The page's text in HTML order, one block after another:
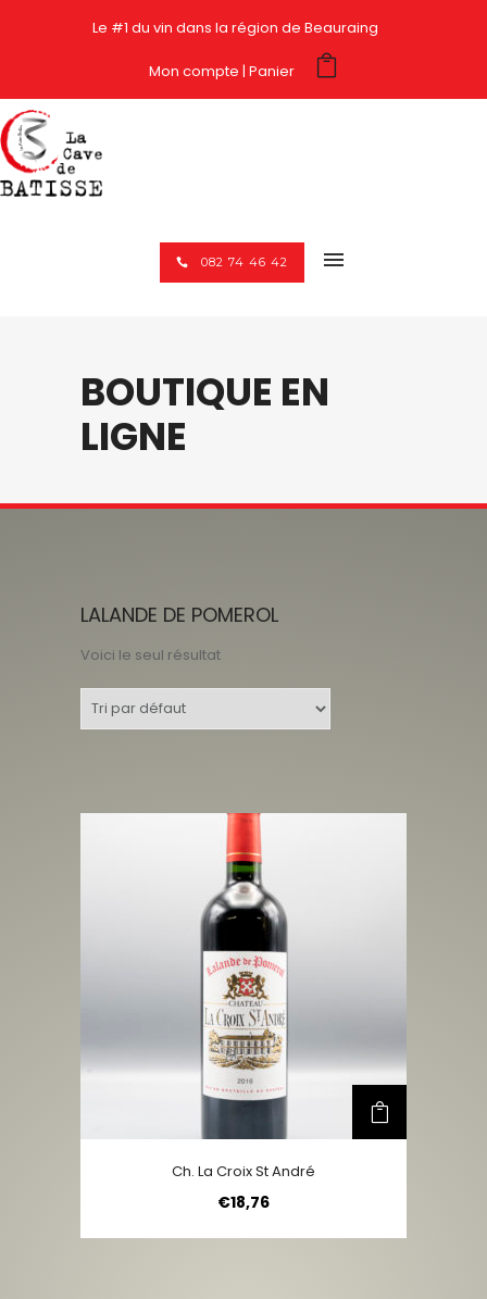
Le #1 du vin dans la région de Beauraing
Mon compte Panier
082 74 46 42
BOUTIQUE EN
LIGNE
LALANDE DE POMEROL
Voici le seul résultat
Ch. La Croix St André
€18,76